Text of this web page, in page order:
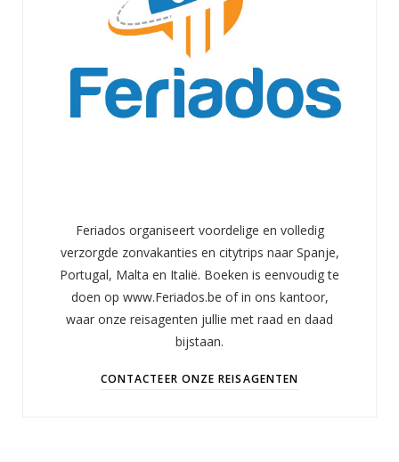
Feriados organiseert voordelige en volledig
verzorgde zonvakanties en citytrips naar Spanje,
Portugal, Malta en Italië. Boeken is eenvoudig te
doen op www.Feriados.be of in ons kantoor,
waar onze reisagenten jullie met raad en daad
bijstaan.
CONTACTEER ONZE REISAGENTEN